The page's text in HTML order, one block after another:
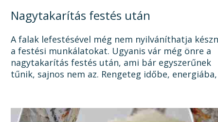
Nagytakarítás festés után
A falak lefestésével még nem nyilváníthatja
a festési munkálatokat. Ugyanis vár még önre a
nagytakarítás festés után, ami bár egyszerűnek
tűnik, sajnos nem az. Rengeteg időbe,